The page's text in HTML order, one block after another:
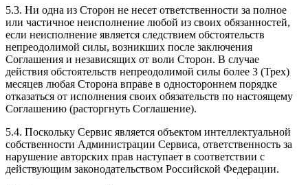
5.3. Ни одна из Сторон не несет ответственности за полное
или частичное неисполнение любой из своих обязанностей,
если неисполнение является следствием обстоятельств
непреодолимой силы, возникших после заключения
Соглашения и независящих от воли Сторон. В случае
действия обстоятельств непреодолимой силы более 3 (Трех)
месяцев любая Сторона вправе в одностороннем порядке
отказаться от исполнения своих обязательств по настоящему
Соглашению (расторгнуть Соглашение).
5.4. Поскольку Сервис является объектом интеллектуальной
собственности Администрации Сервиса, ответственность за
нарушение авторских прав наступает в соответствии с
действующим законодательством Российской Федерации.